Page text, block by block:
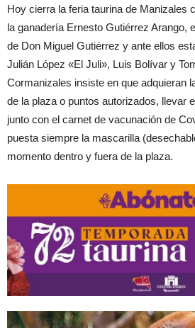
Hoy cierra la feria taurina de Manizales
la ganadería Ernesto Gutiérrez Arango,
de Don Miguel Gutiérrez y ante ellos
Julián López «El Juli», Luis Bolívar y
Cormanizales insiste en que adquieran
de la plaza o puntos autorizados, llevar
junto con el carnet de vacunación de
puesta siempre la mascarilla
momento dentro y fuera de la plaza.